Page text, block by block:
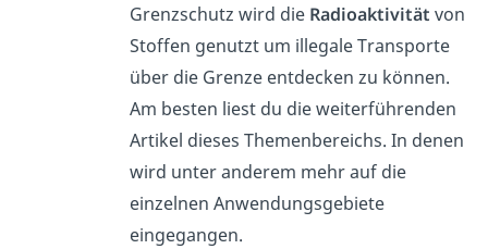
Grenzschutz wird die Radioaktivität von
Stoffen genutzt um illegale Transporte
über die Grenze entdecken zu können.
Am besten liest du die weiterführenden
Artikel dieses Themenbereichs. In denen
wird unter anderem mehr auf die
einzelnen Anwendungsgebiete
eingegangen.